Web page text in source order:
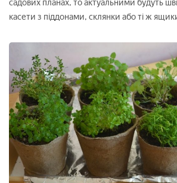
садових планах, то актуальними будуть
касети з піддонами, склянки або ті ж